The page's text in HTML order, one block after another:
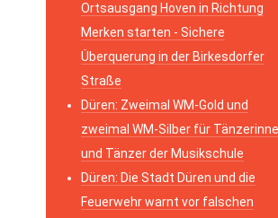
Ortsausgang Hoven in Richtung
Merken starten - Sichere
Überquerung in der Birkesdorfer
Straße
Düren: Zweimal WM-Gold und
zweimal WM-Silber für
und Tänzer der Musikschule
Düren: Die Stadt Düren und die
Feuerwehr warnt vor falschen